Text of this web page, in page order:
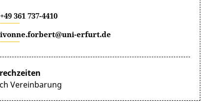
+49 361 737-4410
ivonne.forbert@uni-erfurt.de
Vereinbarung